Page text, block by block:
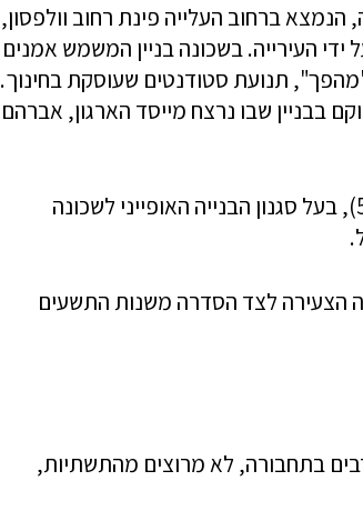
ברחוב העלייה פינת רחוב וולפסון,
1938. אך נהרס ברובו על ידי העירייה. בשכונה בניין המשמש אמנים
תנועת סטודנטים שעוסקת בחינוך.
בבניין שבו נרצח מייסד הארגון, אברהם
בשכונה גם ביץת הכנסת "אהבת חסד" (רחוב אברבנאל 54), בעל סגנון הבנייה האופייני לשכונה
הצעירה לצד הסדרה משנות התשעים
בתחבורה, לא מרוצים מהתשתיות,